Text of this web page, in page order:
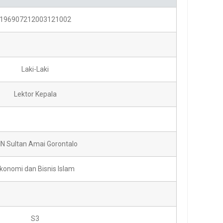
196907212003121002
Laki-Laki
Lektor Kepala
Sultan Amai Gorontalo
dan Bisnis Islam
S3